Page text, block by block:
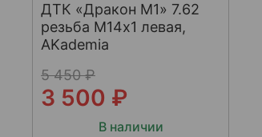
ДТК «Дракон М1» 7.62
резьба М14х1 левая,
AKademia
5 450 ₽
3 500 ₽
В наличии